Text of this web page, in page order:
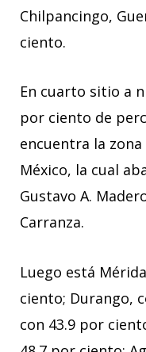
Chilpancingo,
ciento.
En cuarto sitio a
por ciento de
encuentra la
México, la cual
Gustavo A.
Carranza.
Luego está
ciento; Durango,
con 43.9 por